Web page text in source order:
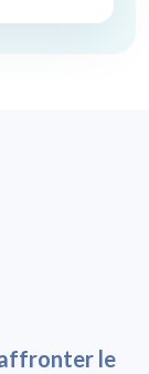
affronter le